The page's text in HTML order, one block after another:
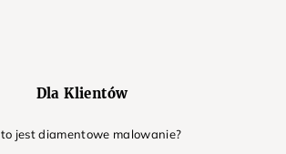
Dla Klientów
to jest diamentowe malowanie?